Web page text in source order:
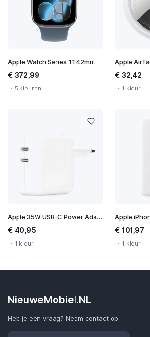
Apple Watch Series 11 42mm
€ 372,99
5 kleuren
Apple
€ 32,42
1 kleur
Apple 35W USB-C Power Adapter
€ 40,95
1 kleur
€ 101,97
1 kleur
NieuweMobiel.NL
Heb je een vraag? Neem contact op